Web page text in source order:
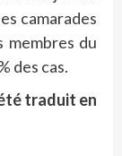
camarades
membres du
des cas.
traduit en